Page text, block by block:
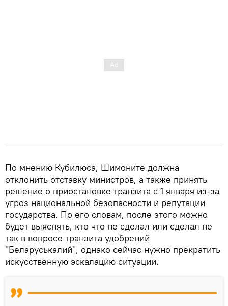
По мнению Кубилюса, Шимоните должна
отклонить отставку министров, а также принять
решение о приостановке транзита с 1 января из-за
угроз национальной безопасности и репутации
государства. По его словам, после этого можно
будет выяснять, кто что не сделал или сделал не
так в вопросе транзита удобрений
"Беларуськалий", однако сейчас нужно прекратить
искусственную эскалацию ситуации.